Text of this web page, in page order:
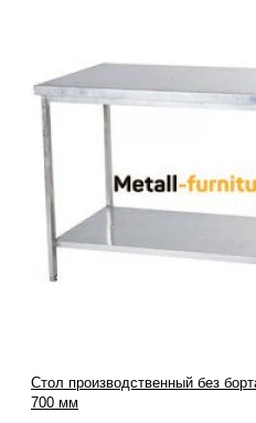
Стол производственный без
700 мм